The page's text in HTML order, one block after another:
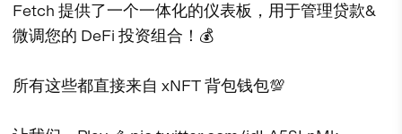
Fetch 提供了一个一体化的仪表板，用于管理贷款&
微调您的 DeFi 投资组合！💰
所有这些都直接来自 xNFT 背包钱包💯